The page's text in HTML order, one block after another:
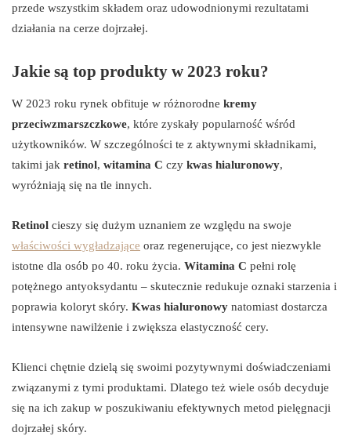
przede wszystkim składem oraz udowodnionymi rezultatami
działania na cerze dojrzałej.
Jakie są top produkty w 2023 roku?
W 2023 roku rynek obfituje w różnorodne kremy
przeciwzmarszczkowe, które zyskały popularność wśród
użytkowników. W szczególności te z aktywnymi składnikami,
takimi jak retinol, witamina C czy kwas hialuronowy,
wyróżniają się na tle innych.
Retinol cieszy się dużym uznaniem ze względu na swoje
właściwości wygładzające oraz regenerujące, co jest niezwykle
istotne dla osób po 40. roku życia. Witamina C pełni rolę
potężnego antyoksydantu – skutecznie redukuje oznaki starzenia i
poprawia koloryt skóry. Kwas hialuronowy natomiast dostarcza
intensywne nawilżenie i zwiększa elastyczność cery.
Klienci chętnie dzielą się swoimi pozytywnymi doświadczeniami
związanymi z tymi produktami. Dlatego też wiele osób decyduje
się na ich zakup w poszukiwaniu efektywnych metod pielęgnacji
dojrzałej skóry.